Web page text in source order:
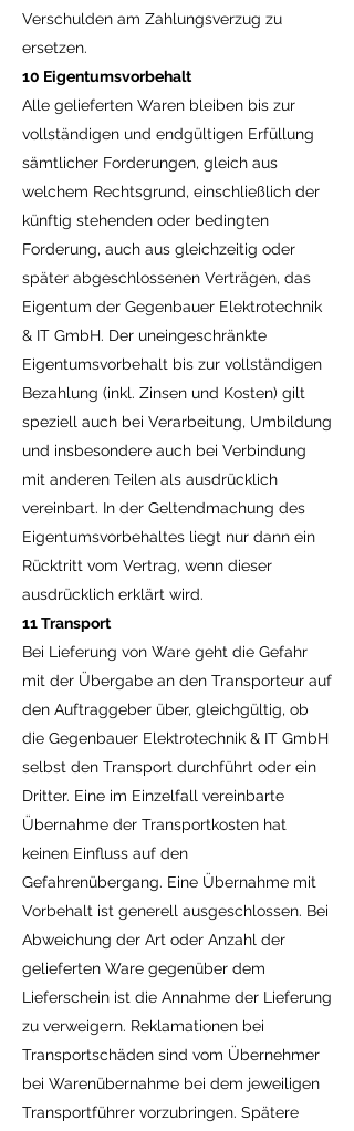
Verschulden am Zahlungsverzug zu
ersetzen.
10 Eigentumsvorbehalt
Alle gelieferten Waren bleiben bis zur
vollständigen und endgültigen Erfüllung
sämtlicher Forderungen, gleich aus
welchem Rechtsgrund, einschließlich der
künftig stehenden oder bedingten
Forderung, auch aus gleichzeitig oder
später abgeschlossenen Verträgen, das
Eigentum der Gegenbauer Elektrotechnik
& IT GmbH. Der uneingeschränkte
Eigentumsvorbehalt bis zur vollständigen
Bezahlung (inkl. Zinsen und Kosten) gilt
speziell auch bei Verarbeitung, Umbildung
und insbesondere auch bei Verbindung
mit anderen Teilen als ausdrücklich
vereinbart. In der Geltendmachung des
Eigentumsvorbehaltes liegt nur dann ein
Rücktritt vom Vertrag, wenn dieser
ausdrücklich erklärt wird.
11 Transport
Bei Lieferung von Ware geht die Gefahr
mit der Übergabe an den Transporteur auf
den Auftraggeber über, gleichgültig, ob
die Gegenbauer Elektrotechnik & IT GmbH
selbst den Transport durchführt oder ein
Dritter. Eine im Einzelfall vereinbarte
Übernahme der Transportkosten hat
keinen Einfluss auf den
Gefahrenübergang. Eine Übernahme mit
Vorbehalt ist generell ausgeschlossen. Bei
Abweichung der Art oder Anzahl der
gelieferten Ware gegenüber dem
Lieferschein ist die Annahme der Lieferung
zu verweigern. Reklamationen bei
Transportschäden sind vom Übernehmer
bei Warenübernahme bei dem jeweiligen
Transportführer vorzubringen. Spätere